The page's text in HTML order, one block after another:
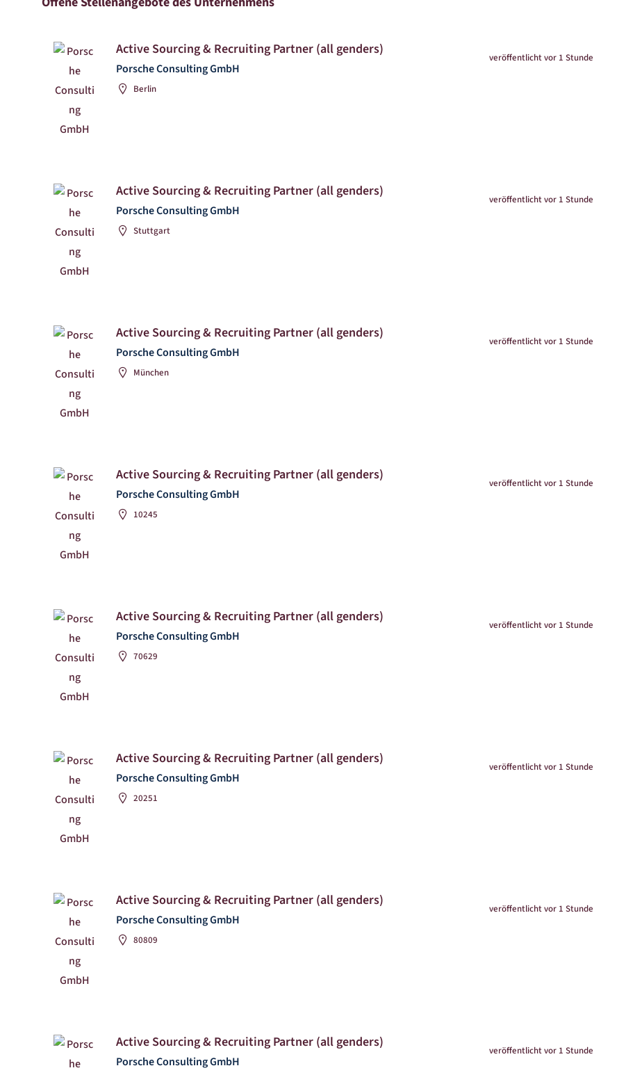
Active Sourcing & Recruiting Partner (all genders)
Porsche Consulting GmbH
Berlin
veröffentlicht vor 1 Stunde
Active Sourcing & Recruiting Partner (all genders)
Porsche Consulting GmbH
Stuttgart
veröffentlicht vor 1 Stunde
Active Sourcing & Recruiting Partner (all genders)
Porsche Consulting GmbH
München
veröffentlicht vor 1 Stunde
Active Sourcing & Recruiting Partner (all genders)
Porsche Consulting GmbH
10245
veröffentlicht vor 1 Stunde
Active Sourcing & Recruiting Partner (all genders)
Porsche Consulting GmbH
70629
veröffentlicht vor 1 Stunde
Active Sourcing & Recruiting Partner (all genders)
Porsche Consulting GmbH
20251
veröffentlicht vor 1 Stunde
Active Sourcing & Recruiting Partner (all genders)
Porsche Consulting GmbH
80809
veröffentlicht vor 1 Stunde
Active Sourcing & Recruiting Partner (all genders)
Porsche Consulting GmbH
veröffentlicht vor 1 Stunde